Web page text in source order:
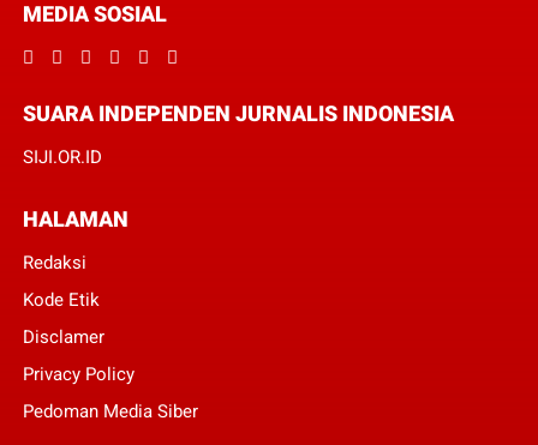
MEDIA SOSIAL
SUARA INDEPENDEN JURNALIS INDONESIA
SIJI.OR.ID
HALAMAN
Redaksi
Kode Etik
Disclamer
Privacy Policy
Pedoman Media Siber